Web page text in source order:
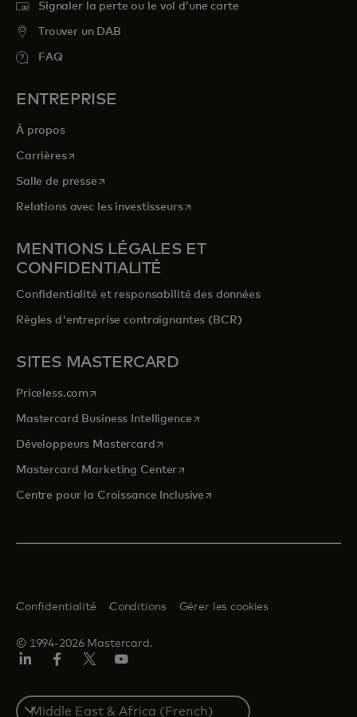
Signaler la perte ou le vol d’une carte
Trouver un DAB
FAQ
ENTREPRISE
À propos
Carrièress’ouvre dans un nouvel onglet
Salle de presses’ouvre dans un nouvel onglet
Relations avec les investisseurss’ouvre dans un nouvel onglet
MENTIONS LÉGALES ET
CONFIDENTIALITÉ
Confidentialité et responsabilité des données
Règles d'entreprise contraignantes (BCR)
SITES MASTERCARD
Priceless.com s’ouvre dans un nouvel onglet
Mastercard Business Intelligences’ouvre dans un nouvel onglet
Développeurs Mastercards’ouvre dans un nouvel onglet
Mastercard Marketing Centers’ouvre dans un nouvel onglet
Centre pour la Croissance Inclusive s’ouvre dans un nouvel
© 1994-2026 Mastercard.
Confidentialité Conditions Gérer les cookies
Select
a